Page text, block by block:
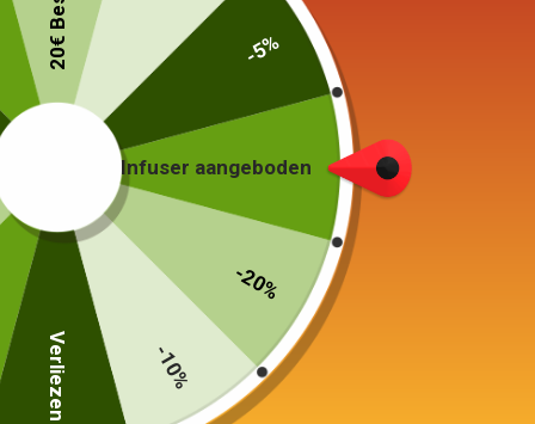
Keramische theepot
Met geïntegreerde filter 400ml
19 in voorraad
In winkelwagen
Infuser aangeboden
-20%
-10%
Verliezen
-5%